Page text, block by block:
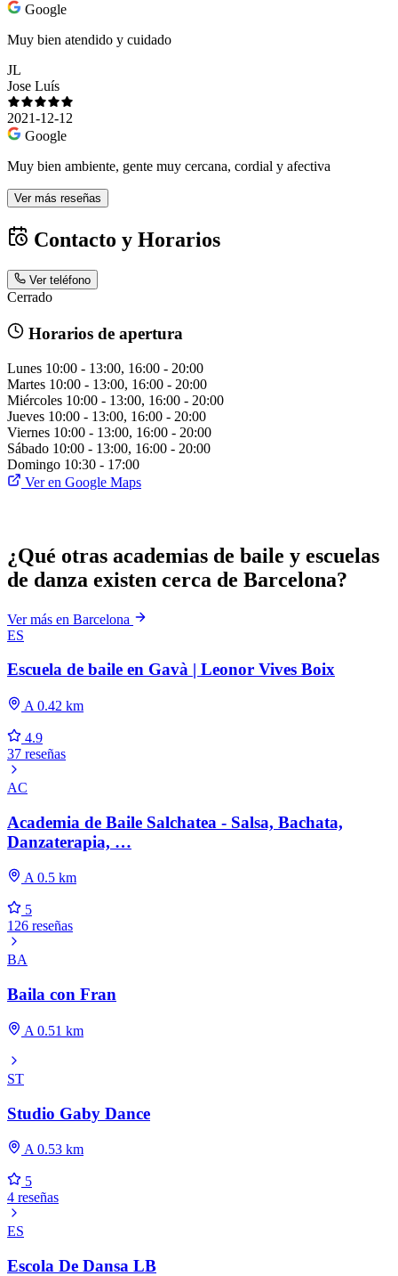
Google
Muy bien atendido y cuidado
JL
Jose Luís
2021-12-12
Google
Muy bien ambiente, gente muy cercana, cordial y afectiva
Ver más reseñas
Contacto y Horarios
Ver teléfono
Cerrado
Horarios de apertura
Lunes 10:00 - 13:00, 16:00 - 20:00
Martes 10:00 - 13:00, 16:00 - 20:00
Miércoles 10:00 - 13:00, 16:00 - 20:00
Jueves 10:00 - 13:00, 16:00 - 20:00
Viernes 10:00 - 13:00, 16:00 - 20:00
Sábado 10:00 - 13:00, 16:00 - 20:00
Domingo 10:30 - 17:00
Ver en Google Maps
¿Qué otras academias de baile y escuelas
de danza existen cerca de Barcelona?
Ver más en Barcelona
ES
Escuela de baile en Gavà | Leonor Vives Boix
A 0.42 km
4.9
37 reseñas
AC
Academia de Baile Salchatea - Salsa, Bachata,
Danzaterapia, …
A 0.5 km
5
126 reseñas
BA
Baila con Fran
A 0.51 km
ST
Studio Gaby Dance
A 0.53 km
5
4 reseñas
ES
Escola De Dansa LB